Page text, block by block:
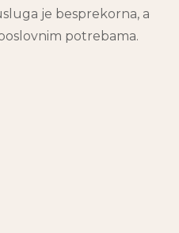
je besprekorna, a
potrebama.